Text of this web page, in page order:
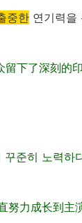
중한 연기력을
下了深刻的印
준히 노력하
力成长到主